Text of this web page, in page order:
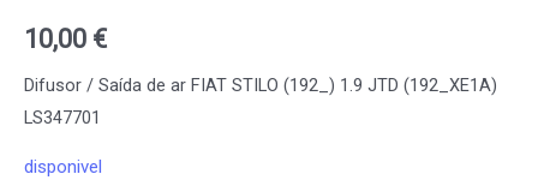
10,00 €
Difusor / Saída de ar FIAT STILO (192_) 1.9 JTD (192_XE1A)
LS347701
disponivel